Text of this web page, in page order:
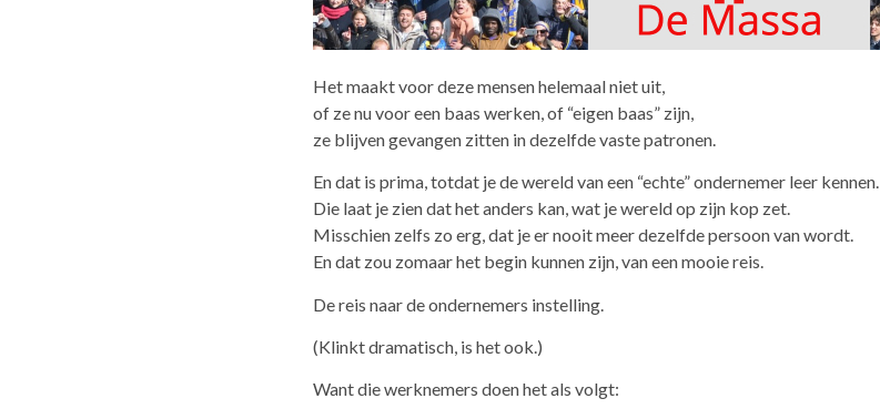
Het maakt voor deze mensen helemaal niet uit,
of ze nu voor een baas werken, of “eigen baas” zijn,
ze blijven gevangen zitten in dezelfde vaste patronen.
En dat is prima, totdat je de wereld van een “echte” ondernemer leer kennen.
Die laat je zien dat het anders kan, wat je wereld op zijn kop zet.
Misschien zelfs zo erg, dat je er nooit meer dezelfde persoon van wordt.
En dat zou zomaar het begin kunnen zijn, van een mooie reis.
De reis naar de ondernemers instelling.
(Klinkt dramatisch, is het ook.)
Want die werknemers doen het als volgt: